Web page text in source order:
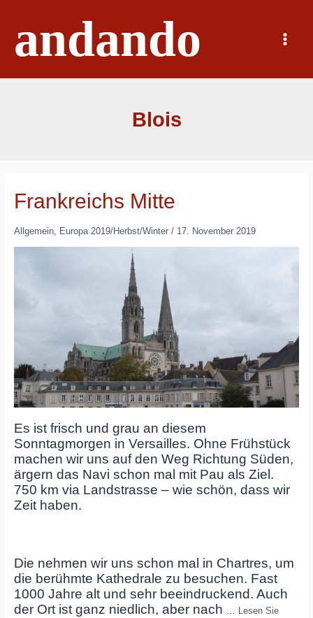
springenandando
Main
Menu
Blois
Frankreichs Mitte
Allgemein, Europa 2019/Herbst/Winter/ 17. November 2019
Es ist frisch und grau an diesem
Sonntagmorgen in Versailles. Ohne Frühstück
machen wir uns auf den Weg Richtung Süden,
ärgern das Navi schon mal mit Pau als Ziel.
750 km via Landstrasse – wie schön, dass wir
Zeit haben.
Die nehmen wir uns schon mal in Chartres, um
die berühmte Kathedrale zu besuchen. Fast
1000 Jahre alt und sehr beeindruckend. Auch
der Ort ist ganz niedlich, aber nach … Lesen Sie